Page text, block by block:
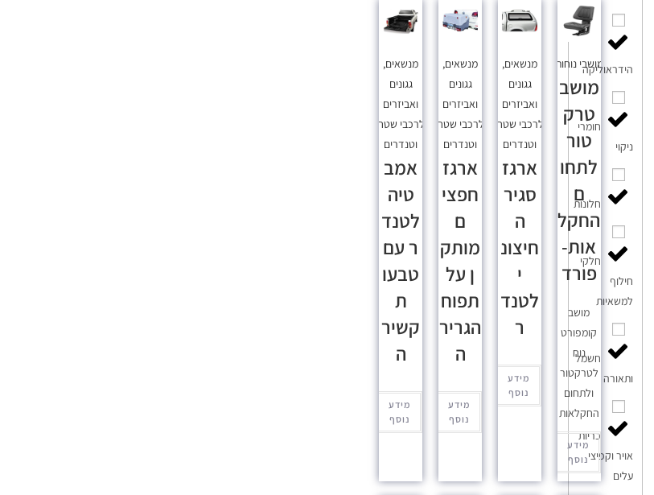
הידראוליקה
חומרי
ניקוי
חלונות
חלקי
חילוף
למשאיות
חשמל
ותאורה
כריות
אויר וקפיצי
עלים
מושבי נוחות
מושב
טרק
טור
לתחו
ם
החקל
אות-
פורד
מושב
קומפורט
נוח
לטרקטור
ולתחום
החקלאות
מידע
נוסף
מנשאים,
גגונים
ואביזרים
לרכבי שטח
וטנדרים
ארגז
סגיר
ה
חיצונ
י
לטנד
ר
מידע
נוסף
מנשאים,
גגונים
ואביזרים
לרכבי שטח
וטנדרים
ארגז
חפצי
ם
מותק
ן על
תפוח
הגריר
ה
מידע
נוסף
מנשאים,
גגונים
ואביזרים
לרכבי שטח
וטנדרים
אמב
טיה
לטנד
ר עם
טבעו
ת
קשיר
ה
מידע
נוסף